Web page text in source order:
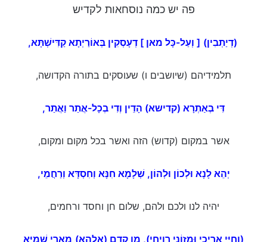
פה יש כמה נוסחאות לקדיש
(דְיַתְבִין) [ וְעַל-כָּל מאן ] דְעָסְקִין בְּאוֹרַיְתָא קַדִּישְׁתָּא,
תלמידיהם (שיושבים ו) שעוסקים בתורה הקדושה,
דִּי בְאַתְרָא (קדישא) הָדֵין וְדִי בְכָל-אֲתַר וַאֲתַר,
אשר במקום (קדוש) הזה ואשר בכל מקום ומקום,
יְהֵא לָנָא וּלְכוֹן וּלְהוֹן, שְׁלָמָא חִנָּא וְחִסְדָּא וְרַחֲמֵי,
יהיה לנו ולכם ולהם, שלום חן וחסד ורחמים,
(וְחַיֵּי אֲרִיכֵי וּמְזוֹנֵי רְוִיחֵי), מִן קֳדָם (אֱלָהָא) מָארֵי שְׁמַיָּא